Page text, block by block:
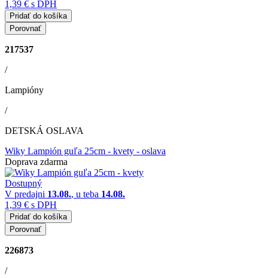
1,39 € s DPH
Pridať do košíka
Porovnať
217537
/
Lampióny
/
DETSKÁ OSLAVA
Wiky Lampión guľa 25cm - kvety - oslava
Doprava zdarma
Dostupný
V predajni 13.08., u teba 14.08.
1,39 € s DPH
Pridať do košíka
Porovnať
226873
/